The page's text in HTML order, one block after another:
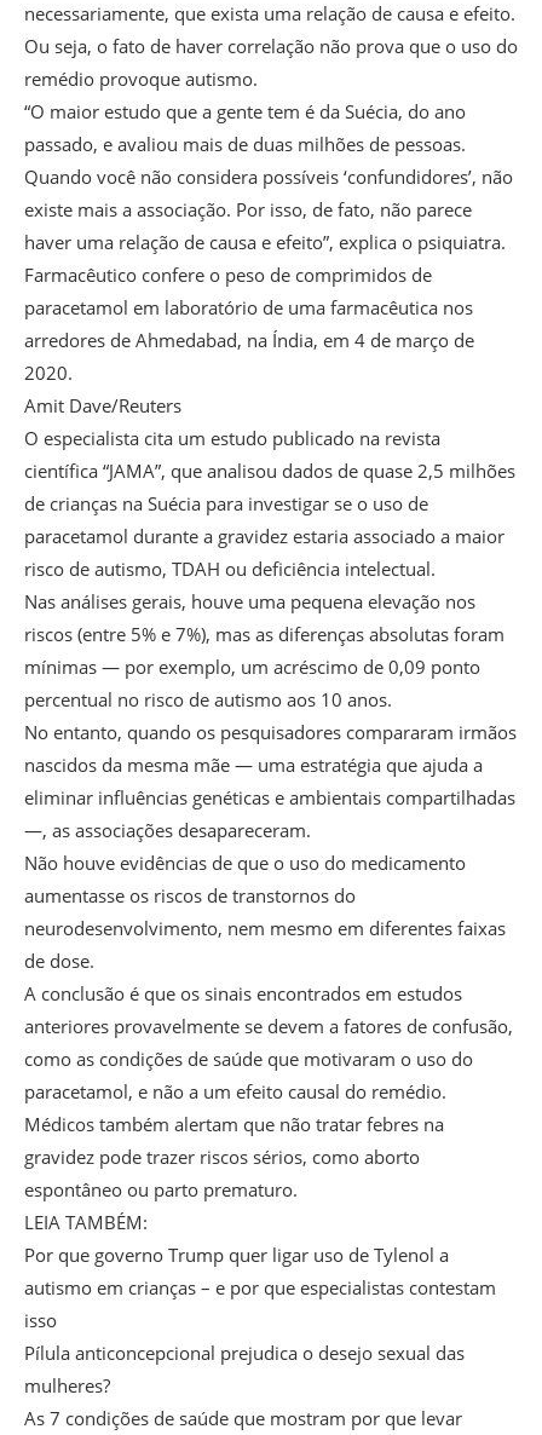
necessariamente, que exista uma relação de causa e efeito.
Ou seja, o fato de haver correlação não prova que o uso do
remédio provoque autismo.
“O maior estudo que a gente tem é da Suécia, do ano
passado, e avaliou mais de duas milhões de pessoas.
Quando você não considera possíveis ‘confundidores’, não
existe mais a associação. Por isso, de fato, não parece
haver uma relação de causa e efeito”, explica o psiquiatra.
Farmacêutico confere o peso de comprimidos de
paracetamol em laboratório de uma farmacêutica nos
arredores de Ahmedabad, na Índia, em 4 de março de
2020.
Amit Dave/Reuters
O especialista cita um estudo publicado na revista
científica “JAMA”, que analisou dados de quase 2,5 milhões
de crianças na Suécia para investigar se o uso de
paracetamol durante a gravidez estaria associado a maior
risco de autismo, TDAH ou deficiência intelectual.
Nas análises gerais, houve uma pequena elevação nos
riscos (entre 5% e 7%), mas as diferenças absolutas foram
mínimas — por exemplo, um acréscimo de 0,09 ponto
percentual no risco de autismo aos 10 anos.
No entanto, quando os pesquisadores compararam irmãos
nascidos da mesma mãe — uma estratégia que ajuda a
eliminar influências genéticas e ambientais compartilhadas
—, as associações desapareceram.
Não houve evidências de que o uso do medicamento
aumentasse os riscos de transtornos do
neurodesenvolvimento, nem mesmo em diferentes faixas
de dose.
A conclusão é que os sinais encontrados em estudos
anteriores provavelmente se devem a fatores de confusão,
como as condições de saúde que motivaram o uso do
paracetamol, e não a um efeito causal do remédio.
Médicos também alertam que não tratar febres na
gravidez pode trazer riscos sérios, como aborto
espontâneo ou parto prematuro.
LEIA TAMBÉM:
Por que governo Trump quer ligar uso de Tylenol a
autismo em crianças – e por que especialistas contestam
isso
Pílula anticoncepcional prejudica o desejo sexual das
mulheres?
As 7 condições de saúde que mostram por que levar